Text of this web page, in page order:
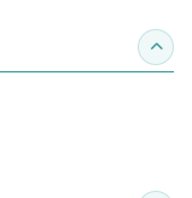
收合